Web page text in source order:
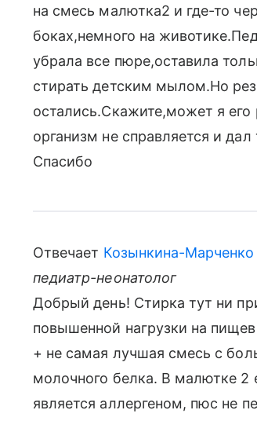
на смесь малютка2 и где-то
боках,немного на
убрала все пюре,оставила
стирать детским мылом.Но
остались.Скажите,может я
организм не справляется и
Спасибо
Отвечает Козынкина-Марченко
педиатр-неонатолог
Добрый день! Стирка тут ни
повышенной нагрузки на
+ не самая лучшая смесь с
молочного белка. В малютке
является аллергеном, пюс не